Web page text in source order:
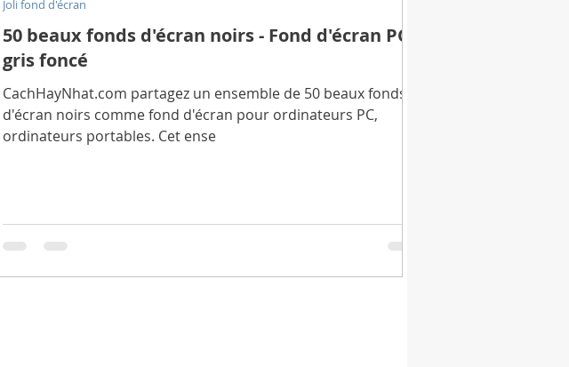
Télécharger Beau vecteur
50 beaux fonds d'écran noirs - Fond d'écran PC
gris foncé
CachHayNhat.com partagez un ensemble de 50 beaux fonds
d'écran noirs comme fond d'écran pour ordinateurs PC,
ordinateurs portables. Cet ense
Joli fond d'écran